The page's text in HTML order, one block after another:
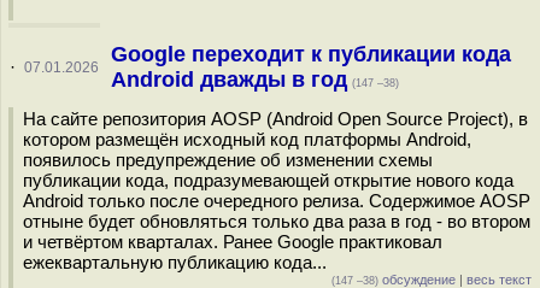
· 07.01.2026
Google переходит к публикации кода
Android дважды в год (147 –38)
На сайте репозитория AOSP (Android Open Source Project), в
котором размещён исходный код платформы Android,
появилось предупреждение об изменении схемы
публикации кода, подразумевающей открытие нового кода
Android только после очередного релиза. Содержимое AOSP
отныне будет обновляться только два раза в год - во втором
и четвёртом кварталах. Ранее Google практиковал
ежеквартальную публикацию кода...
(147 –38) обсуждение | весь текст